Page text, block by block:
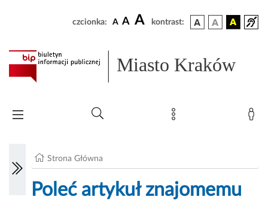
czcionka: A A A kontrast:
Miasto Kraków
Strona Główna
Poleć artykuł znajomemu